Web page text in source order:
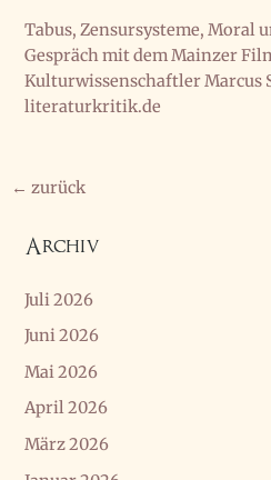
Tabus, Zensursysteme, Moral
Gespräch mit dem Mainzer
Kulturwissenschaftler Marcus
literaturkritik.de
← zurück
Archiv
Juli 2026
Juni 2026
Mai 2026
April 2026
März 2026